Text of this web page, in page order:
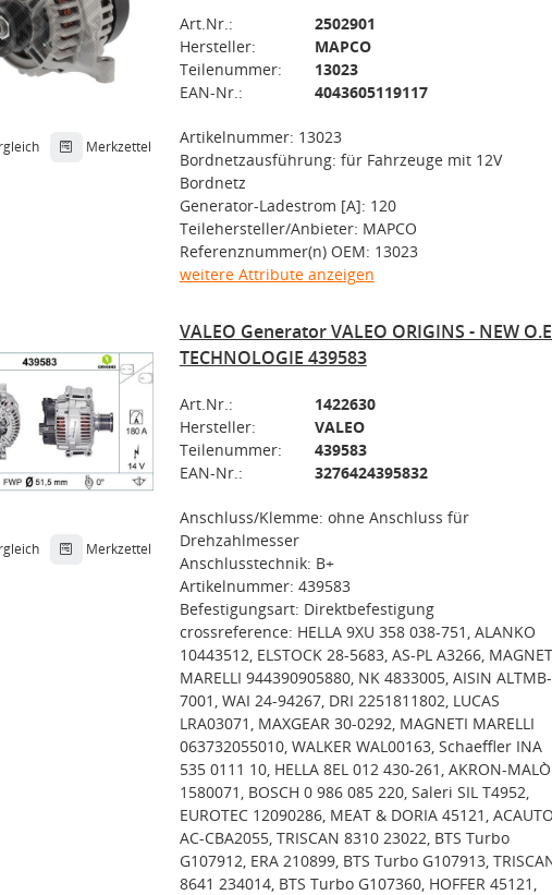
Merkzettel
Art.Nr.:
2502901
Hersteller:
MAPCO
Teilenummer:
13023
EAN-Nr.:
4043605119117
Artikelnummer: 13023
Bordnetzausführung: für Fahrzeuge mit 12V
Bordnetz
Generator-Ladestrom [A]: 120
Teilehersteller/Anbieter: MAPCO
Referenznummer(n) OEM: 13023
weitere Attribute anzeigen
Merkzettel
VALEO Generator VALEO ORIGINS - NEW
TECHNOLOGIE 439583
Art.Nr.:
1422630
Hersteller:
VALEO
Teilenummer:
439583
EAN-Nr.:
3276424395832
Anschluss/Klemme: ohne Anschluss für
Drehzahlmesser
Anschlusstechnik: B+
Artikelnummer: 439583
Befestigungsart: Direktbefestigung
crossreference: HELLA 9XU 358 038-751, ALANKO
10443512, ELSTOCK 28-5683, AS-PL A3266,
MARELLI 944390905880, NK 4833005, AISIN ALTMB-
7001, WAI 24-94267, DRI 2251811802, LUCAS
LRA03071, MAXGEAR 30-0292, MAGNETI MARELLI
063732055010, WALKER WAL00163, Schaeffler INA
535 0111 10, HELLA 8EL 012 430-261, AKRON-MALÒ
1580071, BOSCH 0 986 085 220, Saleri SIL T4952,
EUROTEC 12090286, MEAT & DORIA 45121, ACAUTO
AC-CBA2055, TRISCAN 8310 23022, BTS Turbo
G107912, ERA 210899, BTS Turbo G107913,
8641 234014, BTS Turbo G107360, HOFFER 45121,